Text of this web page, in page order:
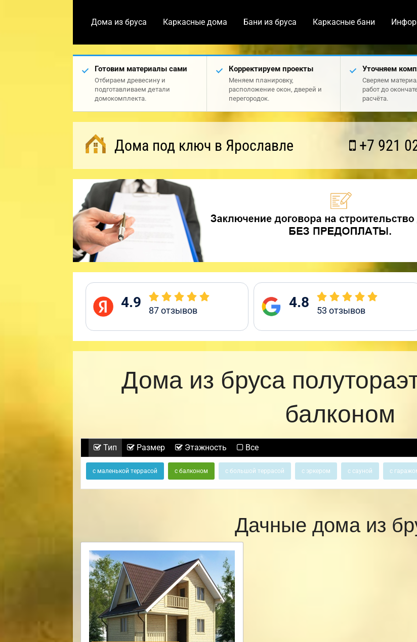
Дома из бруса Каркасные дома Бани из бруса Каркасные бани
Готовим материалы сами
Отбираем древесину и
подготавливаем детали
домокомплекта.
Корректируем проекты
Меняем планировку,
расположение окон, дверей и
перегородок.
Уточняем
Сверяем
работ до
расчёта.
Дома под ключ в Ярославле +7 921
4.9 87отзывов 4.8 53 отзывов
Дома из бруса
балконом
Тип Размер Этажность Все
с маленькой террасой с балконом с большой террасой с эркером с сауной с
Дачные дома из